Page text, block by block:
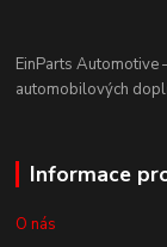
EinParts Automotive
automobilových
Informace
O nás